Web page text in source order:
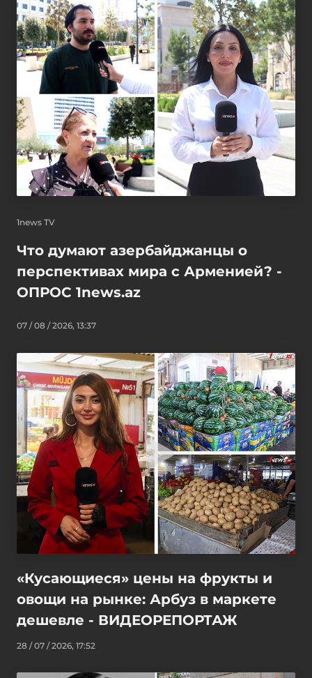
1news TV
Что думают азербайджанцы о
перспективах мира с Арменией? -
ОПРОС 1news.az
07 / 08 / 2026, 13:37
«Кусающиеся» цены на фрукты и
овощи на рынке: Арбуз в маркете
дешевле - ВИДЕОРЕПОРТАЖ
28 / 07 / 2026, 17:52